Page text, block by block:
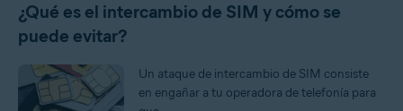
¿Qué es el intercambio de SIM y cómo se
puede evitar?
Un ataque de intercambio de SIM consiste
en engañar a tu operadora de telefonía para